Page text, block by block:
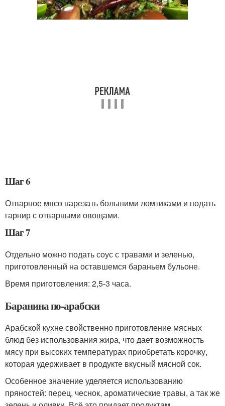
Шаг 6
Отварное мясо нарезать большими ломтиками и подать
гарнир с отварными овощами.
Шаг 7
Отдельно можно подать соус с травами и зеленью,
приготовленный на оставшемся бараньем бульоне.
Время приготовления: 2,5-3 часа.
Баранина по-арабски
Арабской кухне свойственно приготовление мясных
блюд без использования жира, что дает возможность
мясу при высоких температурах приобретать корочку,
которая удерживает в продукте вкусный мясной сок.
Особенное значение уделяется использованию
пряностей: перец, чеснок, ароматические травы, а так же